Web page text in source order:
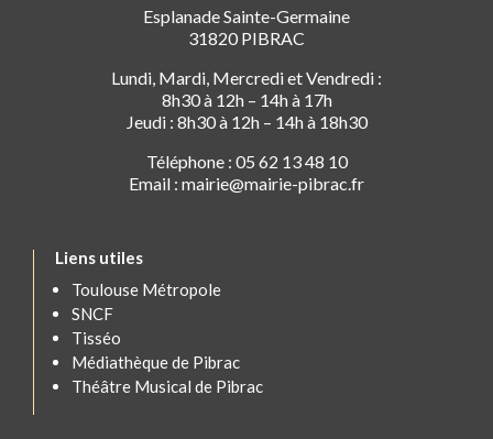
Esplanade Sainte-Germaine
31820 PIBRAC
Lundi, Mardi, Mercredi et Vendredi :
8h30 à 12h – 14h à 17h
Jeudi : 8h30 à 12h – 14h à 18h30
Téléphone : 05 62 13 48 10
Email : mairie@mairie-pibrac.fr
Liens utiles
Toulouse Métropole
SNCF
Tisséo
Médiathèque de Pibrac
Théâtre Musical de Pibrac